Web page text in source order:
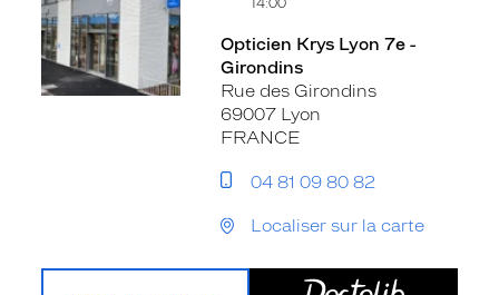
14:00
Opticien Krys Lyon 7e -
Girondins
Rue des Girondins
69007 Lyon
FRANCE
04 81 09 80 82
Localiser sur la carte